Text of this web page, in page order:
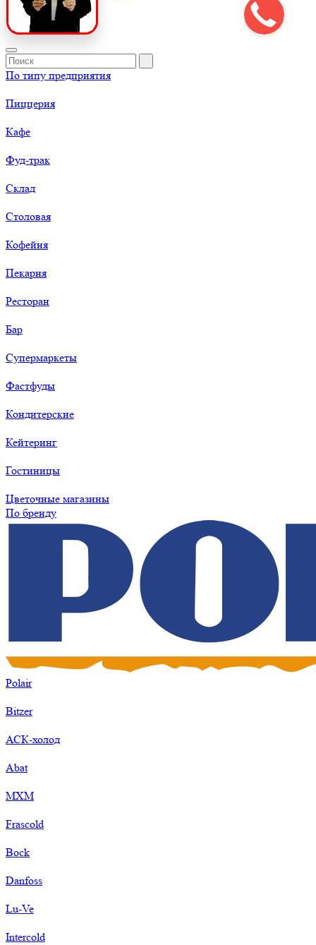
По типу предприятия
Пиццерия
Кафе
Фуд-трак
Склад
Столовая
Кофейня
Пекарня
Ресторан
Бар
Супермаркеты
Фастфуды
Кондитерские
Кейтеринг
Гостиницы
Цветочные магазины
По бренду
Polair
Bitzer
АСК-холод
Abat
МХМ
Frascold
Bock
Danfoss
Lu-Ve
Intercold